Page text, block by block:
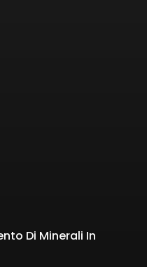
Di Minerali In